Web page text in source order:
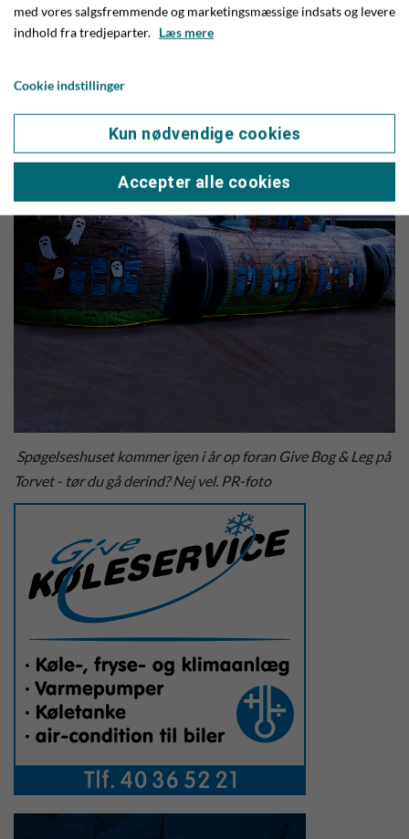
Skattekortet hentes i Give Bog & Leg hos Heidi Nørbo
Spøgelseshuset kommer igen i år op foran Give Bog & Leg på
Torvet - tør du gå derind? Nej vel. PR-foto
med vores salgsfremmende og marketingsmæssige indsats og levere
indhold fra tredjeparter. Læs mere
Cookie indstillinger
Kun nødvendige cookies
Accepter alle cookies